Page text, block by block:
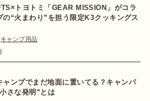
トヨトミ「GEAR MISSION」がコラ
の“火まわり”を担う限定K3クッキングス
キャンプ用品
ャンプでまだ地面に置いてる？キャンパ
さな発明”とは